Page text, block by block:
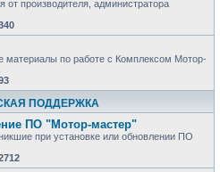
производителя, администратора
материалы по работе с Комплексом Мотор-
ПОДДЕРЖКА
ПО "Мотор-мастер"
при установке или обновлении ПО